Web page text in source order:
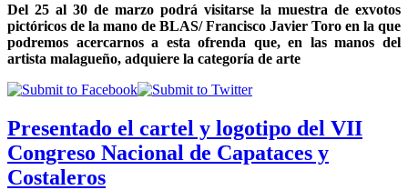
Del 25 al 30 de marzo podrá visitarse la muestra de exvotos
pictóricos de la mano de BLAS/ Francisco Javier Toro en la que
podremos acercarnos a esta ofrenda que, en las manos del
artista malagueño, adquiere la categoría de arte
Presentado el cartel y logotipo del VII
Congreso Nacional de Capataces y
Costaleros